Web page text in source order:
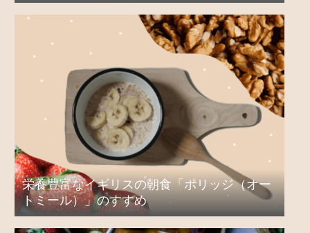
栄養豊富なイギリスの朝食「ポリッジ（オー
トミール）」のすすめ